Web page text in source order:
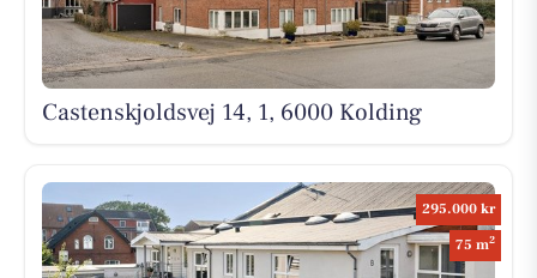
Castenskjoldsvej 14, 1, 6000 Kolding
295.000 kr
75 m2